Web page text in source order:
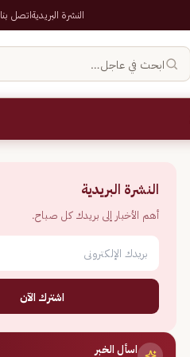
النشرة البريديةاتصل بنا
ابحث في عاجل…
النشرة البريدية
أهم الأخبار إلى بريدك كل صباح.
اشترك الآن
اسأل الخبر